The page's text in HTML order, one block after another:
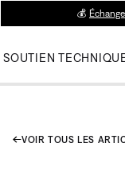
💰
SOUTIEN
VOIR TOUS LES